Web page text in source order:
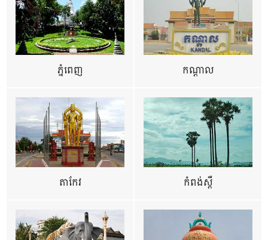
ភ្នំពេញ កណ្តាល
តាកែវ កំពង់ស្ពឺ